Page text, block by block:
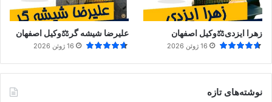
زهرا ایزدی⚖️وکیل اصفهان
16 ژوئن 2026
علیرضا شیشه گر⚖️وکیل اصفهان
16 ژوئن 2026
نوشته‌های تازه